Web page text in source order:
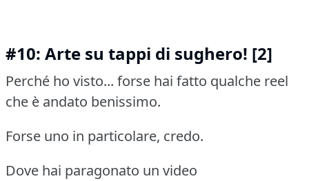
#10: Arte su tappi di sughero! [2]
Perché ho visto... forse hai fatto qualche reel
che è andato benissimo.
Forse uno in particolare, credo.
Dove hai paragonato un video